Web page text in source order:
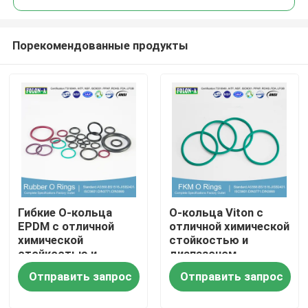
Главная страница
Продукция
Порекомендованные продукты
Гибкие О-кольца
EPDM с отличной
химической
стойкостью и
хорошей
устойчивостью к УФ
Отправить запрос
О-кольца Viton с
отличной химической
стойкостью и
диапазоном
давления в 000 ПСИ
Отправить запрос